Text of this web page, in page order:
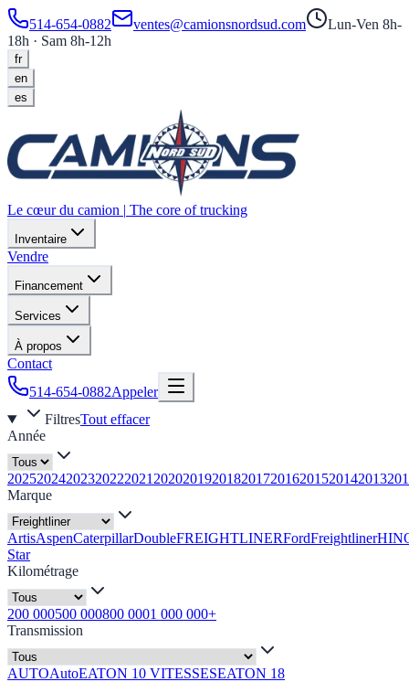
514-654-0882 ventes@camionsnordsud.com
Lun-Ven 8h-
18h · Sam 8h-12h
fr
en
es
Le cœur du camion | The core of trucking
Inventaire
Vendre
Financement
Services
À propos
Contact
514-654-0882Appeler
FiltresTout effacer
Année
20252024202320222021 20202019201820172016201520142013
Marque
ArtisAspenCaterpillarDoubleFREIGHTLINERFordFreightliner
Star
Kilométrage
200 000500 000800 0001 000 000+
Transmission
AUTOAutoEATON 10 VITESSESEATON 18